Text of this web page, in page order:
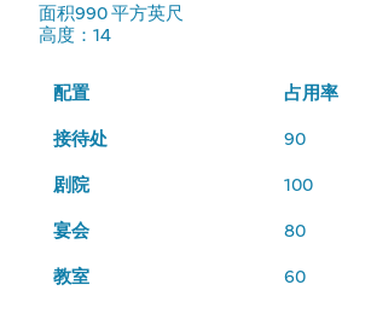
面积990 平方英尺
高度 ：14
配置 占用率
接待处 90
剧院 100
宴会 80
教室 60